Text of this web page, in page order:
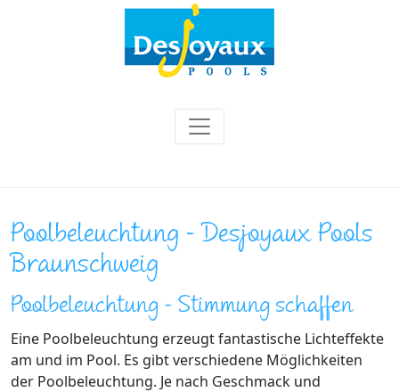
Poolbeleuchtung - Desjoyaux Pools
Braunschweig
Poolbeleuchtung - Stimmung schaffen
Eine Poolbeleuchtung erzeugt fantastische Lichteffekte
am und im Pool. Es gibt verschiedene Möglichkeiten
der Poolbeleuchtung. Je nach Geschmack und